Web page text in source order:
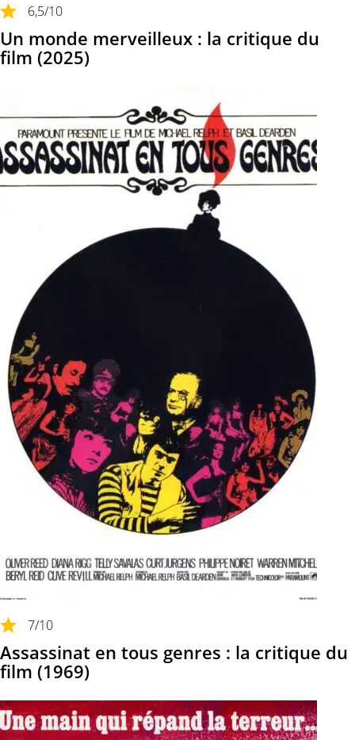
6,5/10
Un monde merveilleux : la critique du
film (2025)
7/10
Assassinat en tous genres : la critique du
film (1969)